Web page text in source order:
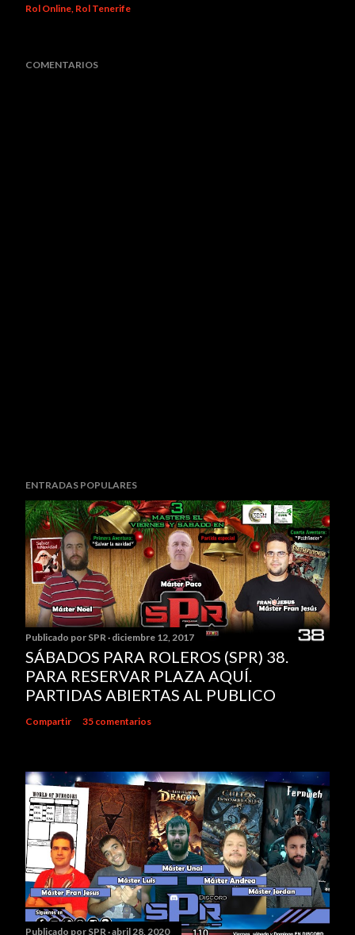
Rol Online Rol Tenerife
COMENTARIOS
ENTRADAS POPULARES
Publicado por SPR diciembre 12, 2017
SÁBADOS PARA ROLEROS (SPR) 38.
PARA RESERVAR PLAZA AQUÍ.
PARTIDAS ABIERTAS AL PUBLICO
Compartir 35 comentarios
Publicado por SPR abril 28, 2020